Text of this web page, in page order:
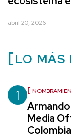
abril 20, 2026
LO MÁS
1
Media
Colombia